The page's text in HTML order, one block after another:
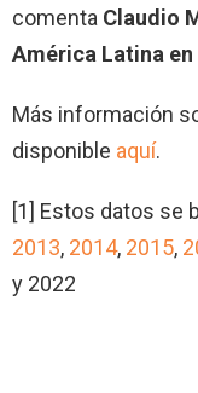
comenta Claudio
América Latina en
Más información
disponible aquí.
[1] Estos datos se
2013, 2014, 2015,
y 2022